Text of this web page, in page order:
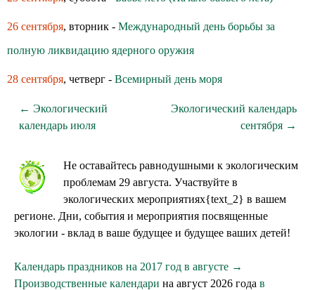
26 сентября, вторник - Международный день борьбы за
полную ликвидацию ядерного оружия
28 сентября, четверг - Всемирный день моря
← Экологический
календарь июля
Экологический календарь
сентября →
Не оставайтесь равнодушными к экологическим
проблемам 29 августа. Участвуйте в
экологических мероприятиях{text_2} в вашем
регионе. Дни, события и мероприятия посвященные
экологии - вклад в ваше будущее и будущее ваших детей!
Календарь праздников на 2017 год в августе →
Производственные календари на август 2026 года в